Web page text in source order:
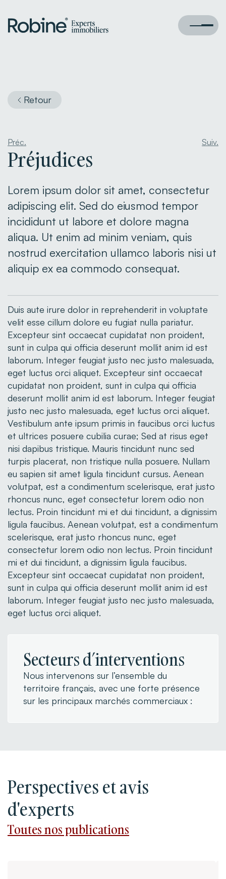
Retour
Préjudices
Lorem ipsum dolor sit amet, consectetur
adipiscing elit. Sed do eiusmod tempor
incididunt ut labore et dolore magna
aliqua. Ut enim ad minim veniam, quis
nostrud exercitation ullamco laboris nisi ut
aliquip ex ea commodo consequat.
Duis aute irure dolor in reprehenderit in voluptate
velit esse cillum dolore eu fugiat nulla pariatur.
Excepteur sint occaecat cupidatat non proident,
sunt in culpa qui officia deserunt mollit anim id est
laborum. Integer feugiat justo nec justo malesuada,
eget luctus orci aliquet. Excepteur sint occaecat
cupidatat non proident, sunt in culpa qui officia
deserunt mollit anim id est laborum. Integer feugiat
justo nec justo malesuada, eget luctus orci aliquet.
Vestibulum ante ipsum primis in faucibus orci luctus
et ultrices posuere cubilia curae; Sed at risus eget
nisi dapibus tristique. Mauris tincidunt nunc sed
turpis placerat, non tristique nulla posuere. Nullam
eu sapien sit amet ligula tincidunt cursus. Aenean
volutpat, est a condimentum scelerisque, erat justo
rhoncus nunc, eget consectetur lorem odio non
lectus. Proin tincidunt mi et dui tincidunt, a dignissim
ligula faucibus. Aenean volutpat, est a condimentum
scelerisque, erat justo rhoncus nunc, eget
consectetur lorem odio non lectus. Proin tincidunt
mi et dui tincidunt, a dignissim ligula faucibus.
Excepteur sint occaecat cupidatat non proident,
sunt in culpa qui officia deserunt mollit anim id est
laborum. Integer feugiat justo nec justo malesuada,
eget luctus orci aliquet.
Secteurs d’interventions
Nous intervenons sur l’ensemble du
territoire français, avec une forte présence
sur les principaux marchés commerciaux :
Préc. Suiv.
Perspectives et avis
d'experts
Toutes nos publications